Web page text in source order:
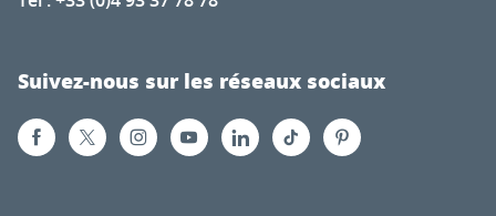
Suivez-nous sur les réseaux sociaux